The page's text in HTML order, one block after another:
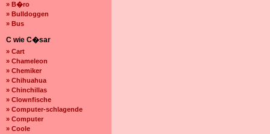
» B�ro
» Bulldoggen
» Bus
C wie C�sar
» Cart
» Chameleon
» Chemiker
» Chihuahua
» Chinchillas
» Clownfische
» Computer-schlagende
» Computer
» Coole